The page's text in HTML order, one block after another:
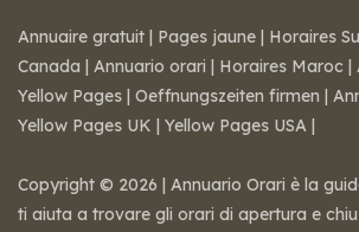
Annuaire gratuit | Pages jaune | Horaires
Canada | Annuario orari | Horaires Maroc |
Yellow Pages | Oeffnungszeiten firmen |
Yellow Pages UK | Yellow Pages USA |
Copyright © 2026 | Annuario Orari è la
ti aiuta a trovare gli orari di apertura e